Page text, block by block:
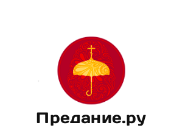
Предание.ру